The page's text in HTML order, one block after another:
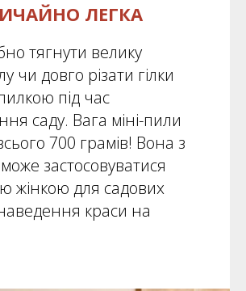
ЛЕГКА
тягнути велику
чи довго різати гілки
під час
саду. Вага міні-пили
700 грамів! Вона з
застосовуватися
жінкою для садових
краси на